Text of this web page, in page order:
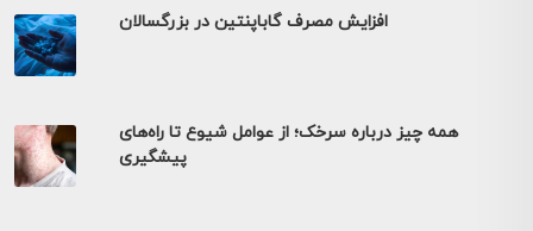
افزایش مصرف گاباپنتین در بزرگسالان
همه چیز درباره سرخک؛ از عوامل شیوع تا راه‌های
پیشگیری